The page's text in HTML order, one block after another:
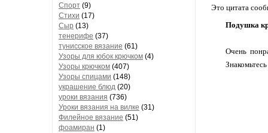
Спорт (9)
Стихи (17)
Сыр (13)
тенерифе (37)
тунисское вязание (61)
Узоры для юбок крючком (4)
Узоры крючком (407)
Узоры спицами (148)
украшение блюд (20)
уроки вязания (736)
Уроки вязания на вилке (31)
Филейное вязание (51)
фоамиран (1)
Это цитата
Подушка
Очень